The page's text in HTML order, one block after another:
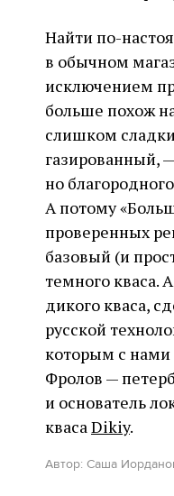
Найти по-
в обычном
исключением
больше похож
слишком
газированный,
но благородного
А потому
проверенных
базовый (и
темного кваса.
дикого кваса,
русской
которым с нами
Фролов —
и основатель
квасаDikiy.
Автор: Саша